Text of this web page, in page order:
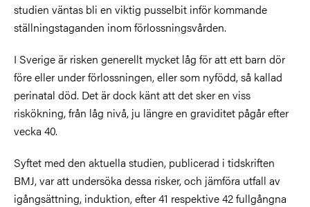
studien väntas bli en viktig pusselbit inför kommande
ställningstaganden inom förlossningsvården.
I Sverige är risken generellt mycket låg för att ett barn dör
före eller under förlossningen, eller som nyfödd, så kallad
perinatal död. Det är dock känt att det sker en viss
riskökning, från låg nivå, ju längre en graviditet pågår efter
vecka 40.
Syftet med den aktuella studien, publicerad i tidskriften
BMJ, var att undersöka dessa risker, och jämföra utfall av
igångsättning, induktion, efter 41 respektive 42 fullgångna